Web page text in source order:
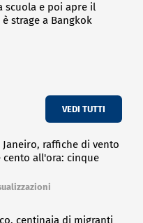
scuola e poi apre il
strage a Bangkok
VEDI TUTTI
Janeiro, raffiche di vento
cento all'ora: cinque
centinaia di migranti